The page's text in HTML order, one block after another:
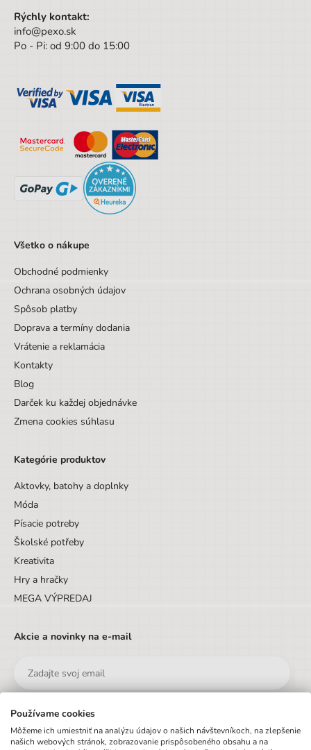
Rýchly kontakt:
info@pexo.sk
Po - Pi: od 9:00 do 15:00
Všetko o nákupe
Obchodné podmienky
Ochrana osobných údajov
Spôsob platby
Doprava a termíny dodania
Vrátenie a reklamácia
Kontakty
Blog
Darček ku každej objednávke
Zmena cookies súhlasu
Kategórie produktov
Aktovky, batohy a doplnky
Móda
Písacie potreby
Školské potřeby
Kreativita
Hry a hračky
MEGA VÝPREDAJ
Akcie a novinky na e-mail
Používame cookies
Môžeme ich umiestniť na analýzu údajov o našich návštevníkoch, na zlepšenie
našich webových stránok, zobrazovanie prispôsobeného obsahu a na